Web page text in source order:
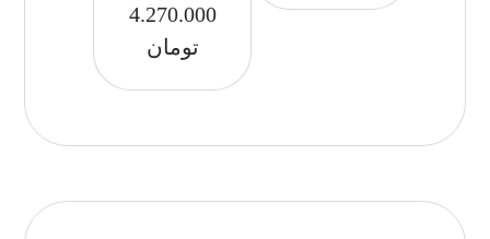
4.270.000
تومان